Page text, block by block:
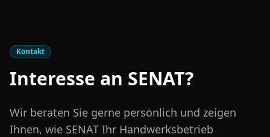
Kontakt
Interesse an SENAT?
Wir beraten Sie gerne persönlich und zeigen
Ihnen, wie SENAT Ihr Handwerksbetrieb